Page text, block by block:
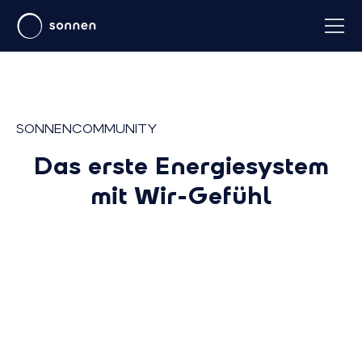
SONNENCOMMUNITY
Das erste Energiesystem
mit Wir-Gefühl